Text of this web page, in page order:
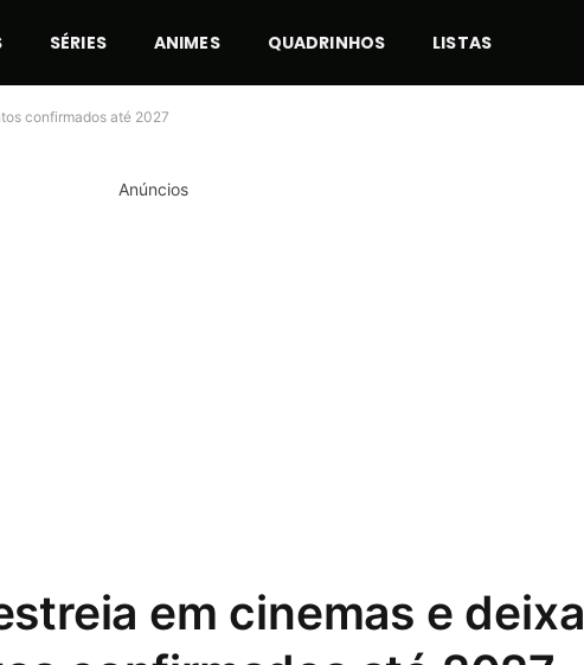
SÉRIES ANIMES QUADRINHOS LISTAS
confirmados até 2027
Anúncios
em cinemas e deixa